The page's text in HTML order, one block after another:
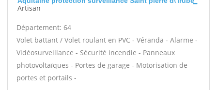
Artisan
Département: 64
Volet battant / Volet roulant en PVC - Véranda - Alarme -
Vidéosurveillance - Sécurité incendie - Panneaux
photovoltaïques - Portes de garage - Motorisation de
portes et portails -